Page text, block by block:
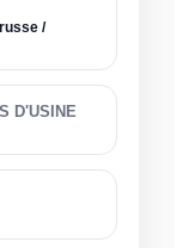
/
D'USINE